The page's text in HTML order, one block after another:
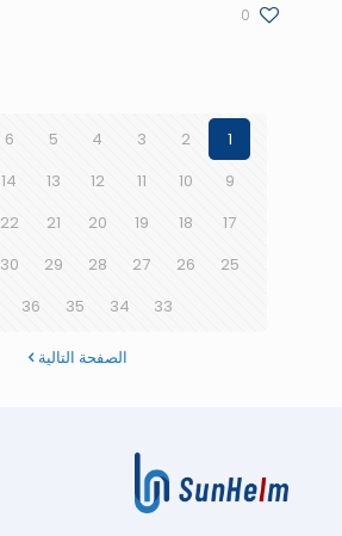
0
1
2
3
4
5
6
9
10
11
12
13
14
17
18
19
20
21
22
25
26
27
28
29
30
33
34
35
36
الصفحة التالية